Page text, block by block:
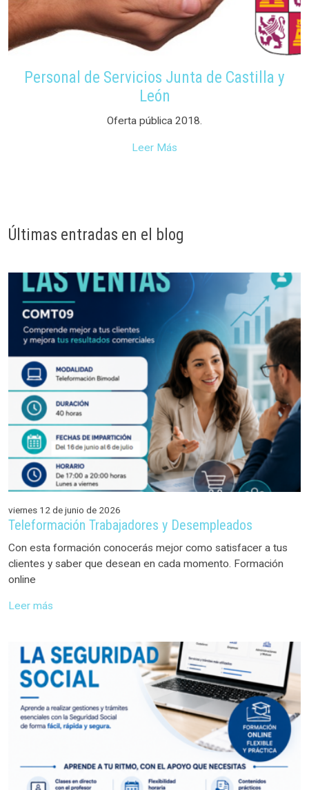
Personal de Servicios Junta de Castilla y
León
Oferta pública 2018.
Leer Más
Últimas entradas en el blog
viernes 12 de junio de 2026
Teleformación Trabajadores y Desempleados
Con esta formación conocerás mejor como satisfacer a tus
clientes y saber que desean en cada momento. Formación
online
Leer más